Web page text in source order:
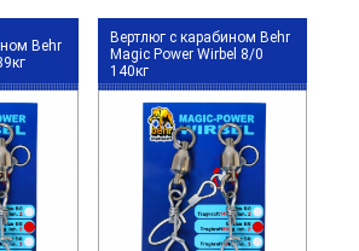
Behr
Вертлюг с карабином Behr
Magic Power Wirbel 8/0
140кг